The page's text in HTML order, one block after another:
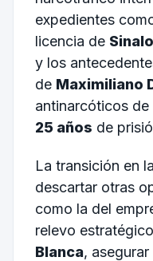
expedientes
licencia de
y los
de Maximiliano
antinarcóticos de
25 años de
La transición en
descartar otras
como la del
relevo
Blanca,